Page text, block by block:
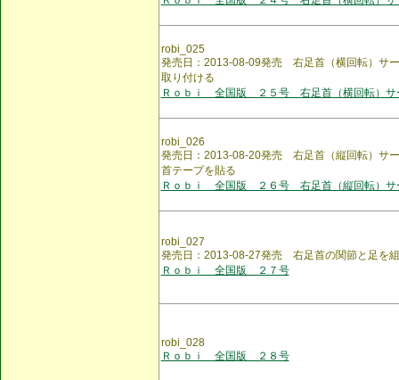
robi_025
発売日：2013-08-09発売 右足首（横回転）サ
取り付ける
Ｒｏｂｉ 全国版 ２５号 右足首（横回転）サ
robi_026
発売日：2013-08-20発売 右足首（縦回転）サ
首テープを貼る
Ｒｏｂｉ 全国版 ２６号 右足首（縦回転）サ
robi_027
発売日：2013-08-27発売 右足首の関節と足を
Ｒｏｂｉ 全国版 ２７号
robi_028
Ｒｏｂｉ 全国版 ２８号